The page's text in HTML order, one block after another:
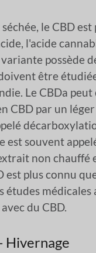
le CBD
l'acide
possède
être
Le CBDa peut
CBD par un
est souvent
non chauffé
est plus connu
études
du CBD.
Hivernage